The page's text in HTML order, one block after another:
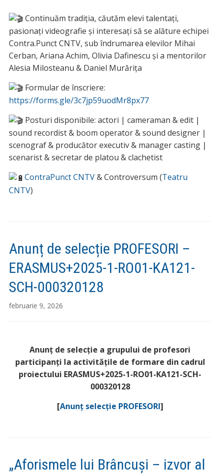
Continuăm tradiția, căutăm elevi talentați,
pasionați videografie și interesați să se alăture echipei
Contra.Punct CNTV, sub îndrumarea elevilor Mihai
Cerban, Ariana Achim, Olivia Dafinescu și a mentorilor
Alesia Milosteanu & Daniel Murărița
Formular de înscriere:
https://forms.gle/3c7jp59uodMr8px77
Posturi disponibile: actori | cameraman & edit |
sound recordist & boom operator & sound designer |
scenograf & producător executiv & manager casting |
scenarist & secretar de platou & clachetist
ContraPunct CNTV& Controversum (Teatru
CNTV)
Anunț de selecție PROFESORI –
ERASMUS+2025-1-RO01-KA121-
SCH-000320128
februarie 9, 2026
Anunț de selecție a grupului de profesori
participanți la activitățile de formare din cadrul
proiectului ERASMUS+2025-1-RO01-KA121-SCH-
000320128
[Anunț selecție PROFESORI]
„Aforismele lui Brâncuși – izvor al